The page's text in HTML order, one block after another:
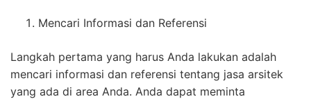
Mencari Informasi dan Referensi
Langkah pertama yang harus Anda lakukan adalah
mencari informasi dan referensi tentang jasa arsitek
yang ada di area Anda. Anda dapat meminta